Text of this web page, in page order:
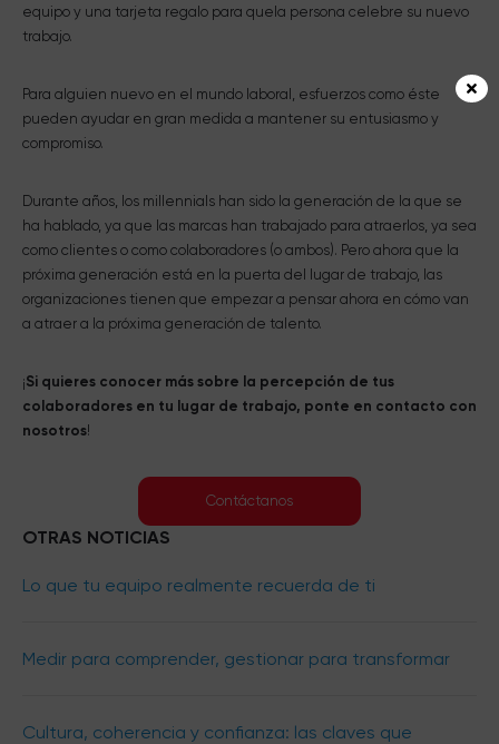
equipo y una tarjeta regalo para quela persona celebre su nuevo
trabajo.
Para alguien nuevo en el mundo laboral, esfuerzos como éste
pueden ayudar en gran medida a mantener su entusiasmo y
compromiso.
Durante años, los millennials han sido la generación de la que se
ha hablado, ya que las marcas han trabajado para atraerlos, ya sea
como clientes o como colaboradores (o ambos). Pero ahora que la
próxima generación está en la puerta del lugar de trabajo, las
organizaciones tienen que empezar a pensar ahora en cómo van
a atraer a la próxima generación de talento.
¡Si quieres conocer más sobre la percepción de tus
colaboradores en tu lugar de trabajo, ponte en contacto con
nosotros!
Contáctanos
OTRAS NOTICIAS
Lo que tu equipo realmente recuerda de ti
Medir para comprender, gestionar para transformar
Cultura, coherencia y confianza: las claves que